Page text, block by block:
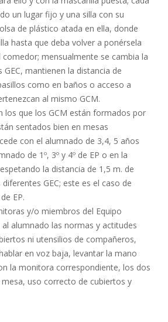
un lugar fijo y una silla con su
de plástico atada en ella, donde
hasta que deba volver a ponérsela
mensualmente se cambia la
mantienen la distancia de
como en baños o acceso a
al mismo GCM.
los que los GCM están formados por
sentados bien en mesas
con el alumnado de 3,4, 5 años
de 1º, 3º y 4º de EP o en la
la distancia de 1,5 m. de
GEC; este es el caso de
EP.
y/o miembros del Equipo
alumnado las normas y actitudes
ni utensilios de compañeros,
en voz baja, levantar la mano
la monitora correspondiente, los dos
uso correcto de cubiertos y